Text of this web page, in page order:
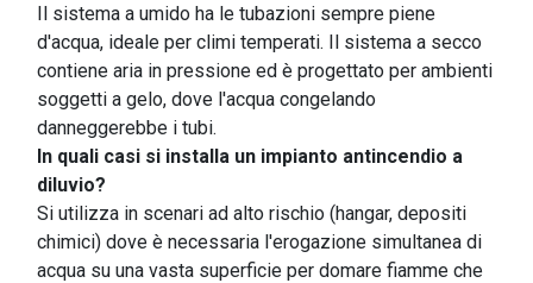
Il sistema a umido ha le tubazioni sempre piene
d'acqua, ideale per climi temperati. Il sistema a secco
contiene aria in pressione ed è progettato per ambienti
soggetti a gelo, dove l'acqua congelando
danneggerebbe i tubi.
In quali casi si installa un impianto antincendio a
diluvio?
Si utilizza in scenari ad alto rischio (hangar, depositi
chimici) dove è necessaria l'erogazione simultanea di
acqua su una vasta superficie per domare fiamme che